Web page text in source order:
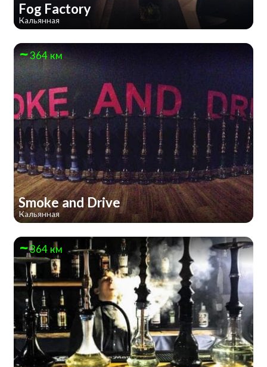
Fog Factory
Кальянная
364 км
Smoke and Drive
Кальянная
364 км